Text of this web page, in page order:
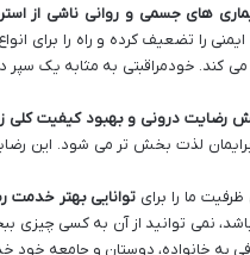
های جسمی و روانی ناشی از
را تضعیف کرده و راه را برای
کند. خودمراقبتی به مثابه یک سپر
رضایت درونی و بهبود کیفیت کلی
لذت بخش تر می شود. این
ما را برای توانایی بهتر خدمت
نمی توانید از آن به کسی چیزی
به خانواده، دوستان و جامعه خود